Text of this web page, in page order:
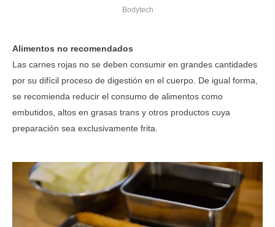
Bodytech
Alimentos no recomendados
Las carnes rojas no se deben consumir en grandes cantidades
por su difícil proceso de digestión en el cuerpo. De igual forma,
se recomienda reducir el consumo de alimentos como
embutidos, altos en grasas trans y otros productos cuya
preparación sea exclusivamente frita.